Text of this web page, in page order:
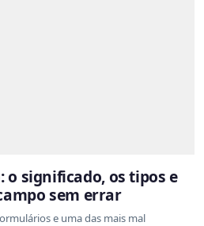
o significado, os tipos e
sem errar
e uma das mais mal